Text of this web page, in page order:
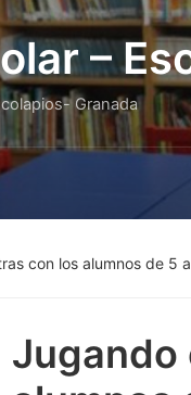
–
Granada
con los alumnos de 5
Jugando